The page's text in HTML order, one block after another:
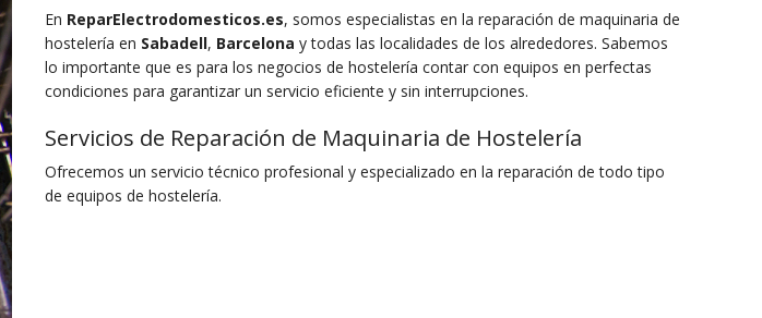
En ReparElectrodomesticos.es, somos especialistas en la reparación de maquinaria de
hostelería en Sabadell, Barcelona y todas las localidades de los alrededores. Sabemos
lo importante que es para los negocios de hostelería contar con equipos en perfectas
condiciones para garantizar un servicio eficiente y sin interrupciones.
Servicios de Reparación de Maquinaria de Hostelería
Ofrecemos un servicio técnico profesional y especializado en la reparación de todo tipo
de equipos de hostelería.